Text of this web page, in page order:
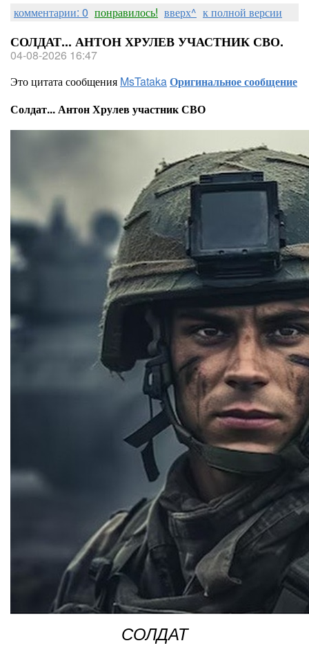
комментарии: 0 понравилось! вверх^ к полной версии
СОЛДАТ... АНТОН ХРУЛЕВ УЧАСТНИК СВО.
04-08-2026 16:47
Это цитата сообщения MsTatakaОригинальное сообщение
Солдат... Антон Хрулев участник СВО
СОЛДАТ